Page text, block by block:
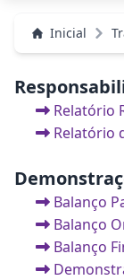
Inicial
Relatório
Relatório
Balanço
Balanço
Balanço